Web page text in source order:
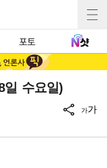
포토
일 수요일)
가가